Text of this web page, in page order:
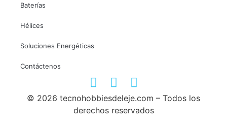
Baterías
Hélices
Soluciones Energéticas
Contáctenos
© 2026 tecnohobbiesdeleje.com – Todos los
derechos reservados